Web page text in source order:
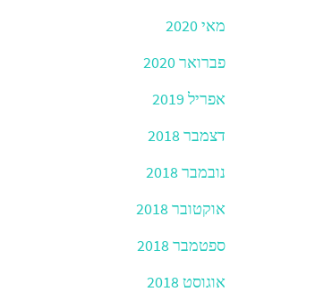
מאי 2020
פברואר 2020
אפריל 2019
דצמבר 2018
נובמבר 2018
אוקטובר 2018
ספטמבר 2018
אוגוסט 2018